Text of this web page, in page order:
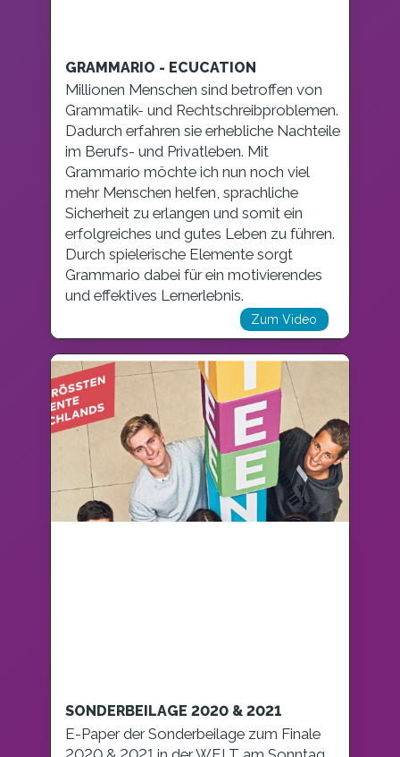
GRAMMARIO - ECUCATION
Millionen Menschen sind betroffen von
Grammatik- und Rechtschreibproblemen.
Dadurch erfahren sie erhebliche Nachteile
im Berufs- und Privatleben. Mit
Grammario möchte ich nun noch viel
mehr Menschen helfen, sprachliche
Sicherheit zu erlangen und somit ein
erfolgreiches und gutes Leben zu führen.
Durch spielerische Elemente sorgt
Grammario dabei für ein motivierendes
und effektives Lernerlebnis.
Zum Video
SONDERBEILAGE 2020 & 2021
E-Paper der Sonderbeilage zum Finale